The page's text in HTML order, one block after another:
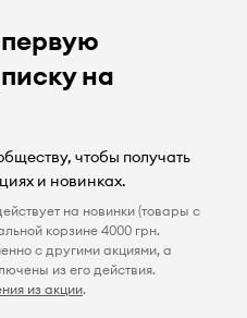
на
чтобы получать
и новинках.
на новинки (товары с
корзине 4000 грн.
с другими акциями, а
из его действия.
из акции.